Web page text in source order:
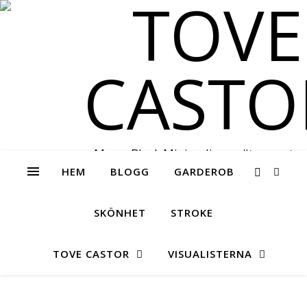
Messy Black Minimalism –
HEM BLOGG GARDEROB
SKÖNHET STROKE
TOVE CASTOR VISUALISTERNA